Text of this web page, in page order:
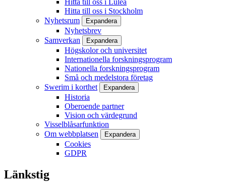
Hitta till oss i Stockholm
Nyhetsrum
Expandera
Nyhetsbrev
Samverkan
Expandera
Högskolor och universitet
Internationella forskningsprogram
Nationella forskningsprogram
Små och medelstora företag
Swerim i korthet
Expandera
Historia
Oberoende partner
Vision och värdegrund
Visselblåsarfunktion
Om webbplatsen
Expandera
Cookies
GDPR
Länkstig